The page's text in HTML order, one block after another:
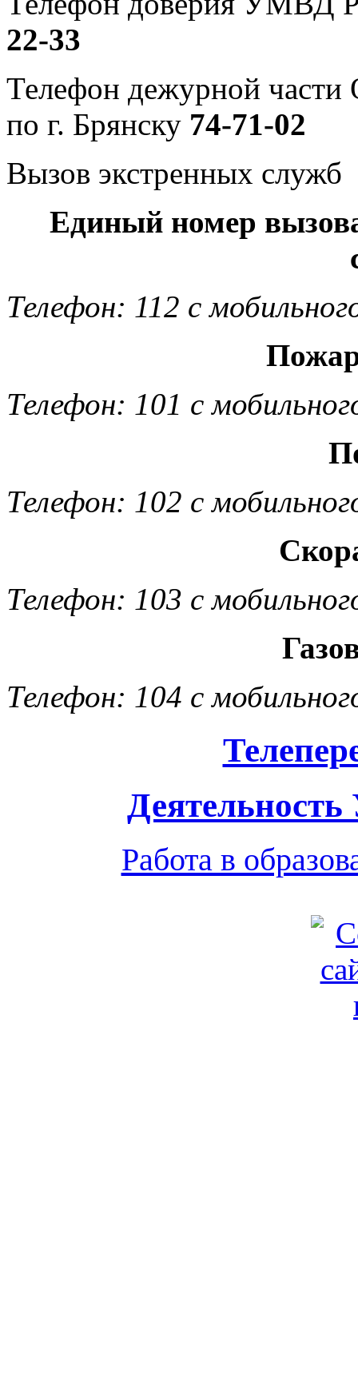
22-33
Телефон дежурной
по г. Брянску 74-71-02
Вызов экстренных служб
Единый номер
Телефон: 112 с
Телефон: 101 с
Телефон: 102 с
Телефон: 103 с
Телефон: 104 с
Работа в